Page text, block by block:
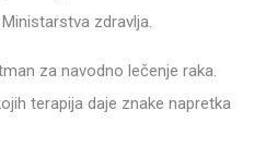
zdravlja.
za navodno lečenje raka.
terapija daje znake napretka